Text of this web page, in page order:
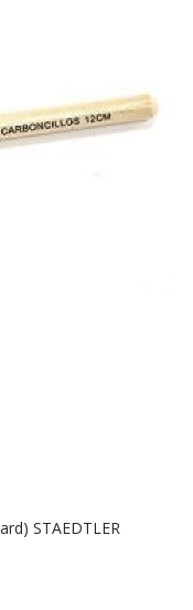
STAEDTLER